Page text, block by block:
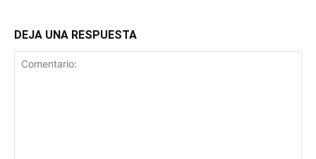
DEJA UNA RESPUESTA